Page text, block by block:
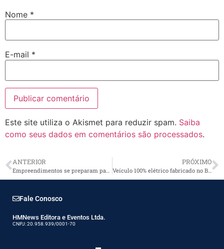
Nome *
E-mail *
Este site utiliza o Akismet para reduzir spam. Saiba
como seus dados em comentários são processados.
ANTERIOR PRÓXIMO
Veículo 100% elétrico fabricado no Brasil
Fale Conosco
HMNews Editora e Eventos Ltda.
CNPJ: 20.958.939/0001-70